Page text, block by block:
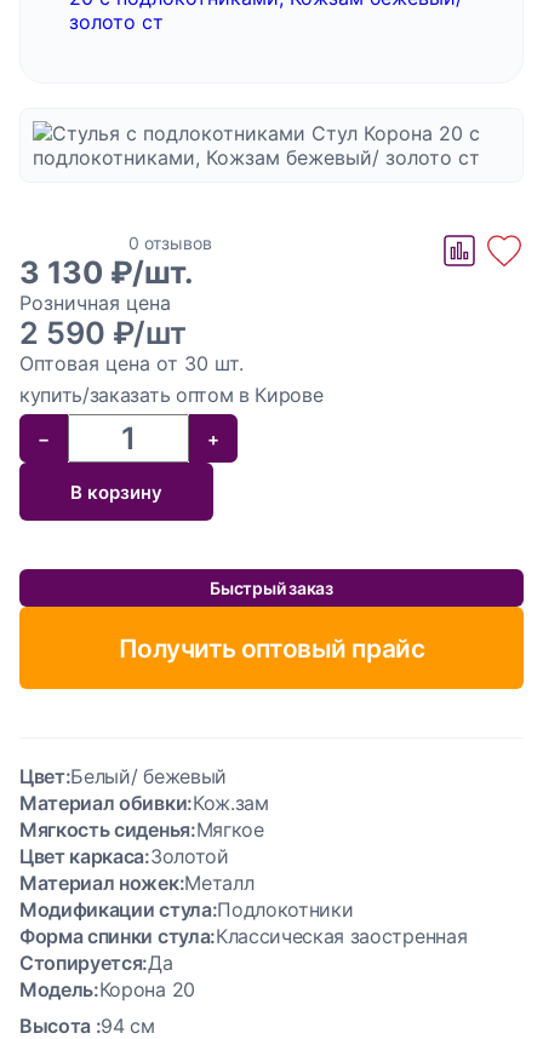
Стул Корона 20
с
подлокотниками,
Кожзам
бежевый/ золото
ст
0 отзывов
3 130 ₽/шт.
Розничная цена
2 590 ₽/шт
Оптовая цена от 30 шт.
купить/заказать оптом в Кирове
− +
В корзину
Быстрый заказ
Получить оптовый прайс
Цвет:Белый/ бежевый
Материал обивки:Кож.зам
Мягкость сиденья:Мягкое
Цвет каркаса:Золотой
Материал ножек:Металл
Модификации стула:Подлокотники
Форма спинки стула:Классическая заостренная
Стопируется:Да
Модель:Корона 20
Высота :94 см
Отзывов пока нет